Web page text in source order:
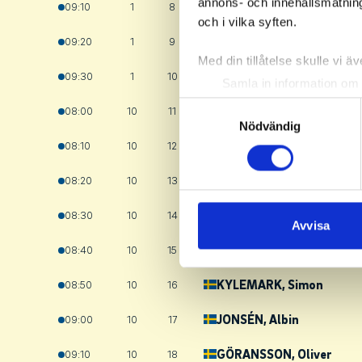
och i vilka syften.
Med din tillåtelse skulle vi
Samla in information
Identifiera din enhet
Ta reda på mer om hur
eller dra tillbaka ditt
sociala medier och
till de sociala medier och
Nödvändig
Avvisa
09:10 1 8 HUBER, William
09:20 1 9
09:30 1 10 HANSSON , Filip
08:00 10 11
08:10 10 12 ENGSTRÖM- LINDER
08:20 10 13
08:30 10 14
08:40 10 15 FORSSELL, Viggo
08:50 10 16 KYLEMARK, Simon
09:00 10 17 JONSÉN, Albin
09:10 10 18 GÖRANSSON, Oliver